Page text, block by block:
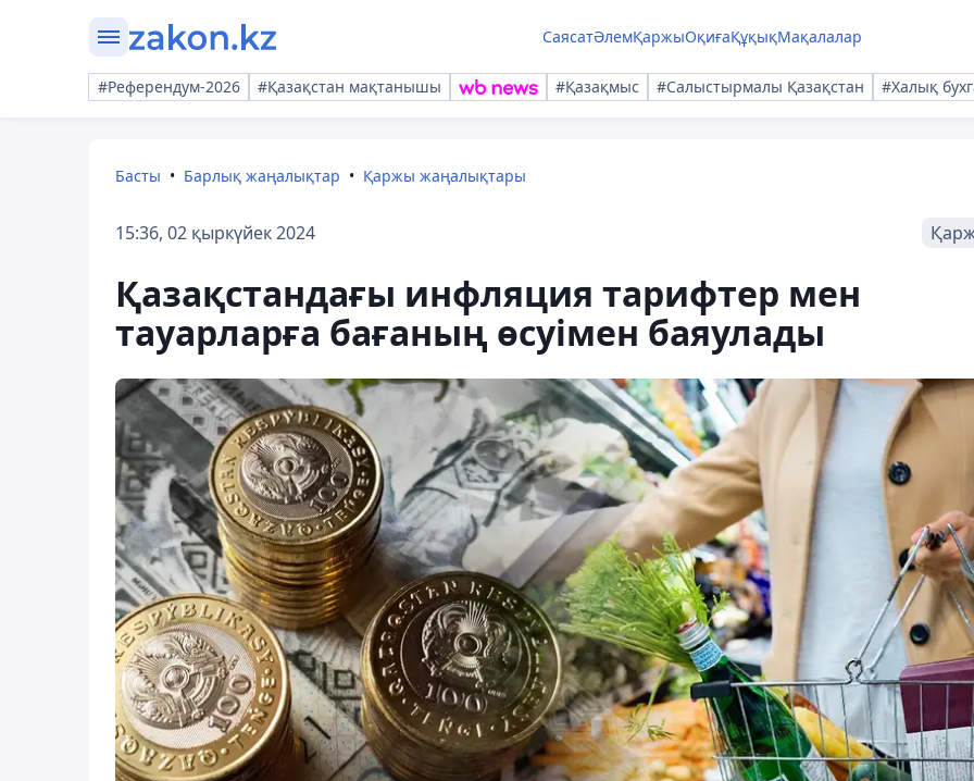
СаясатӘлемҚаржыОқиғаҚұқықМақалалар
#Референдум-2026 #Қазақстан мақтанышы #Қазақмыс #Салыстырмалы Қазақстан #Халық
Басты Барлық жаңалықтар Қаржы жаңалықтары
15:36, 02 қыркүйек 2024
Қазақстандағы инфляция тарифтер мен
тауарларға бағаның өсуімен баяулады